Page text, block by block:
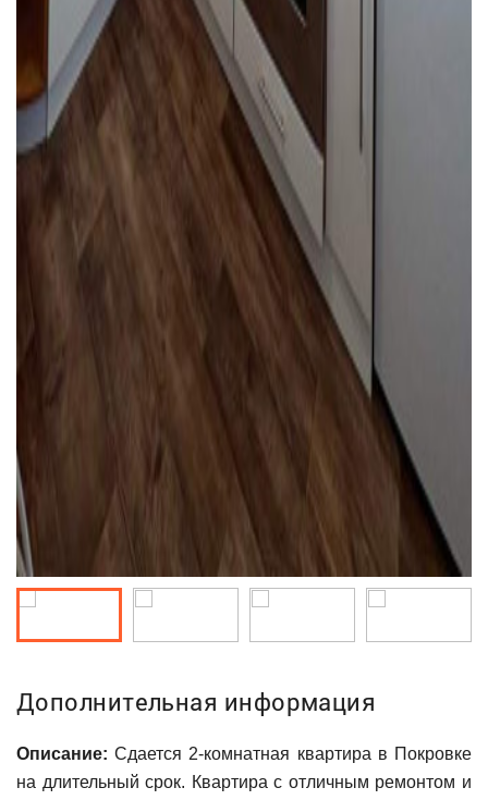
Дополнительная информация
Описание: Сдается 2-комнатная квартира в Покровке
на длительный срок. Квартира с отличным ремонтом и